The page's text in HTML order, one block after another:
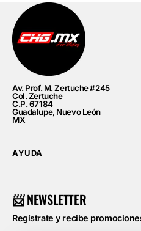
Av. Prof. M. Zertuche #245
Col. Zertuche
C.P. 67184
Guadalupe, Nuevo León
MX
AYUDA
📨 NEWSLETTER
Regístrate y recibe